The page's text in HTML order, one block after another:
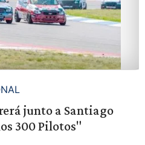
junto a Santiago
300 Pilotos"